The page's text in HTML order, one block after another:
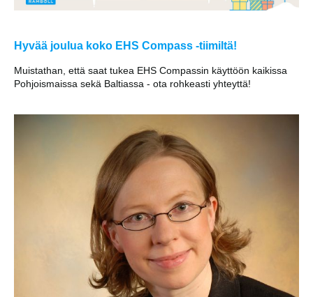
Hyvää joulua koko EHS Compass -tiimiltä!
Muistathan, että saat tukea EHS Compassin käyttöön kaikissa
Pohjoismaissa sekä Baltiassa - ota rohkeasti yhteyttä!